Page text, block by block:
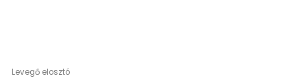
Levegő elosztó